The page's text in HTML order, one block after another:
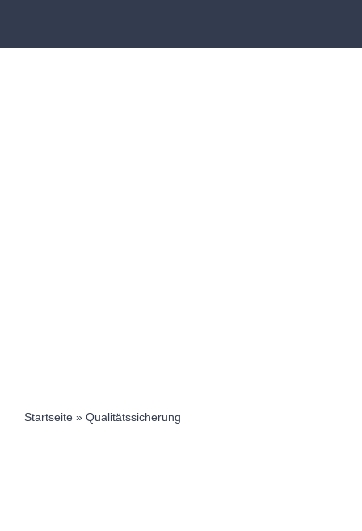
Inhalt
Startseite» Qualitätssicherung